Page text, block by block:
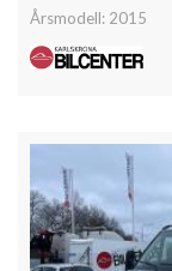
Årsmodell: 2015